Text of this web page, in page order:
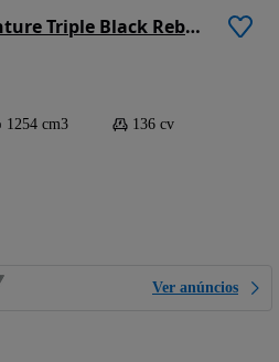
BMW R 1250 GS Adventure Triple Black Rebaixada (499)
1254 cm3
136 cv
Ver anúncios